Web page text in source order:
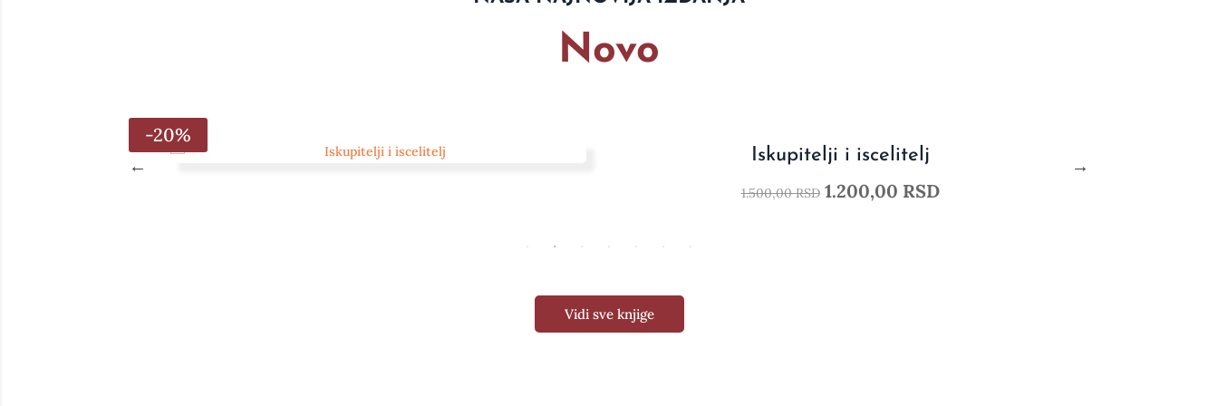
Novo
-20%
Iskupitelji i iscelitelj
1.500,00RSD 1.200,00 RSD
Vidi sve knjige